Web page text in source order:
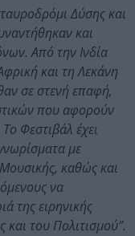
Δύσης και
και
Από την Ινδία
και τη Λεκάνη
σε στενή επαφή,
που αφορούν
Φεστιβάλ έχει
με
καθώς και
να
της ειρηνικής
του Πολιτισμού”.